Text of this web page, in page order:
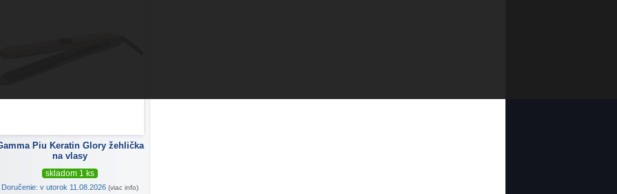
Piu Keratin Glory žehlička
na vlasy
skladom 1 ks
Doručenie: v utorok 11.08.2026 (viac info)